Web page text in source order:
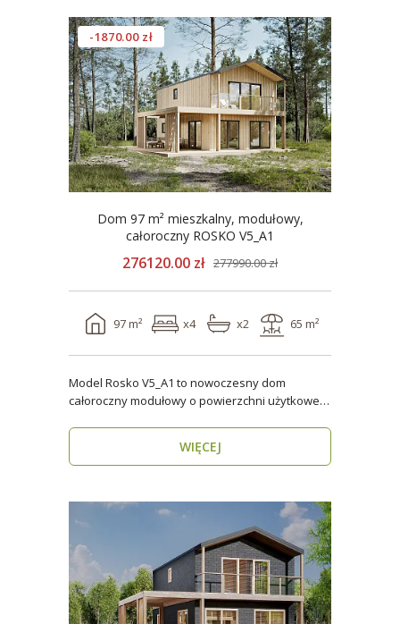
-1870.00 zł
Dom 97 m² mieszkalny, modułowy,
całoroczny ROSKO V5_A1
276120.00 zł 277990.00 zł
97 m² x4 x2 65 m²
Model Rosko V5_A1 to nowoczesny dom
całoroczny modułowy o powierzchni użytkowej
WIĘCEJ